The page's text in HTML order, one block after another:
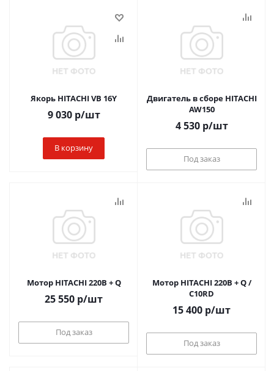
Якорь HITACHI VB 16Y
9 030р/шт
В корзину
Двигатель в сборе HITACHI
AW150
4 530р/шт
Под заказ
Мотор HITACHI 220В + Q
25 550 р/шт
Под заказ
Мотор HITACHI 220В + Q /
C10RD
15 400 р/шт
Под заказ